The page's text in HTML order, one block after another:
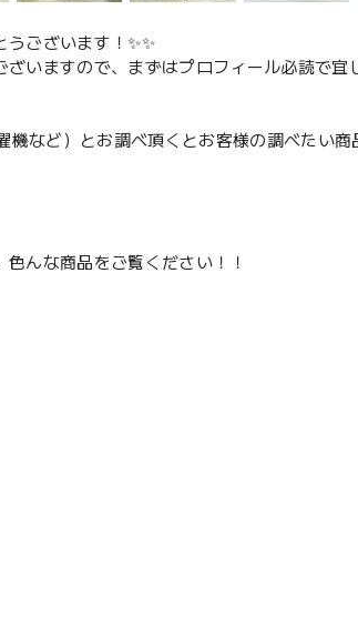
ございます！✨✨
ざいますので、まずはプロフィール必読で宜
機など）とお調べ頂くとお客様の調べたい商
んな商品をご覧ください！！